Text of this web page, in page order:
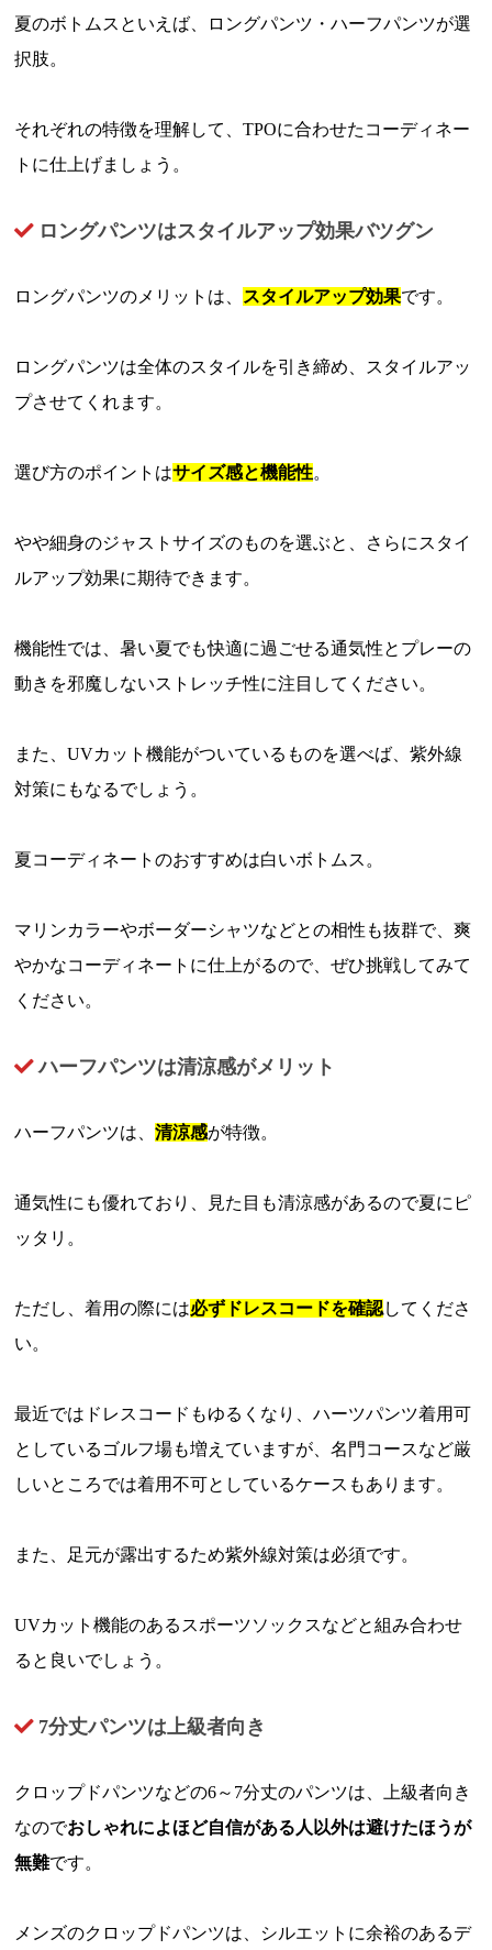
夏のボトムスといえば、ロングパンツ・ハーフパンツが選
択肢。
それぞれの特徴を理解して、TPOに合わせたコーディネー
トに仕上げましょう。
ロングパンツはスタイルアップ効果バツグン
ロングパンツのメリットは、 スタイルアップ効果です。
ロングパンツは全体のスタイルを引き締め、スタイルアッ
プさせてくれます。
選び方のポイントはサイズ感と機能性。
やや細身のジャストサイズのものを選ぶと、さらにスタイ
ルアップ効果に期待できます。
機能性では、暑い夏でも快適に過ごせる通気性とプレーの
動きを邪魔しないストレッチ性に注目してください。
また、UVカット機能がついているものを選べば、紫外線
対策にもなるでしょう。
夏コーディネートのおすすめは白いボトムス。
マリンカラーやボーダーシャツなどとの相性も抜群で、爽
やかなコーディネートに仕上がるので、ぜひ挑戦してみて
ください。
ハーフパンツは清涼感がメリット
ハーフパンツは、清涼感が特徴。
通気性にも優れており、見た目も清涼感があるので夏にピ
ッタリ。
ただし、着用の際には必ずドレスコードを確認してくださ
い。
最近ではドレスコードもゆるくなり、ハーツパンツ着用可
としているゴルフ場も増えていますが、名門コースなど厳
しいところでは着用不可としているケースもあります。
また、足元が露出するため紫外線対策は必須です。
UVカット機能のあるスポーツソックスなどと組み合わせ
ると良いでしょう。
7分丈パンツは上級者向き
クロップドパンツなどの6～7分丈のパンツは、上級者向き
なのでおしゃれによほど自信がある人以外は避けたほうが
無難です。
メンズのクロップドパンツは、シルエットに余裕のあるデ